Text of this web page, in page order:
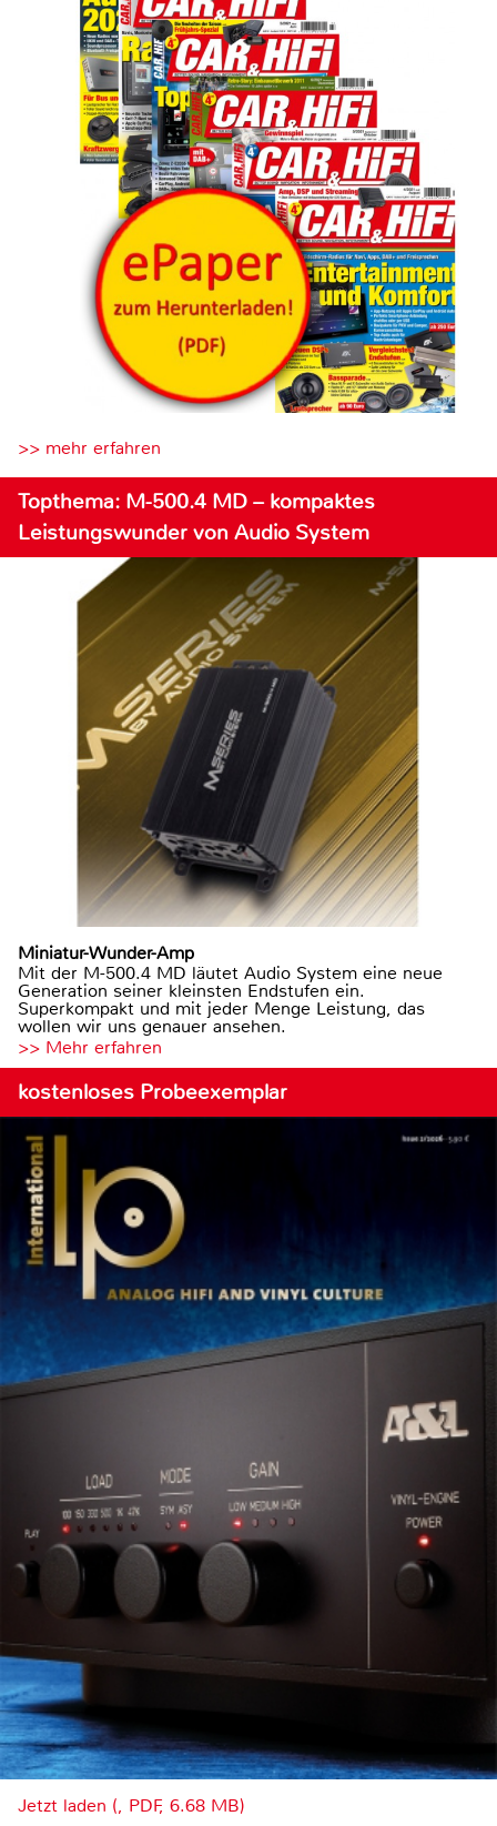
>> mehr erfahren
Topthema: M-500.4 MD – kompaktes
Leistungswunder von Audio System
Miniatur-Wunder-Amp
Mit der M-500.4 MD läutet Audio System eine neue
Generation seiner kleinsten Endstufen ein.
Superkompakt und mit jeder Menge Leistung, das
wollen wir uns genauer ansehen.
>> Mehr erfahren
kostenloses Probeexemplar
Jetzt laden (, PDF, 6.68 MB)